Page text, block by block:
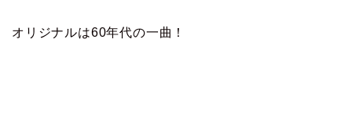
オリジナルは60年代の一曲！